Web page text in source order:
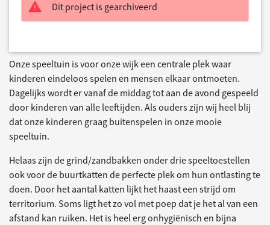
Dit project is gearchiveerd
Onze speeltuin is voor onze wijk een centrale plek waar
kinderen eindeloos spelen en mensen elkaar ontmoeten.
Dagelijks wordt er vanaf de middag tot aan de avond gespeeld
door kinderen van alle leeftijden. Als ouders zijn wij heel blij
dat onze kinderen graag buitenspelen in onze mooie
speeltuin.
Helaas zijn de grind/zandbakken onder drie speeltoestellen
ook voor de buurtkatten de perfecte plek om hun ontlasting te
doen. Door het aantal katten lijkt het haast een strijd om
territorium. Soms ligt het zo vol met poep dat je het al van een
afstand kan ruiken. Het is heel erg onhygiënisch en bijna